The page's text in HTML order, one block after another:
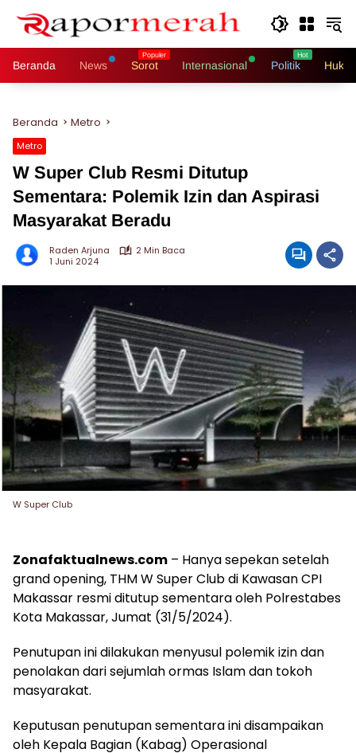
Beranda News Sorot Internasional Politik
Beranda Metro
Metro
W Super Club Resmi Ditutup
Sementara: Polemik Izin dan Aspirasi
Masyarakat Beradu
Raden Arjuna
2 Min Baca
1 Juni 2024
W Super Club
Zonafaktualnews.com – Hanya sepekan setelah
grand opening, THM W Super Club di Kawasan CPI
Makassar resmi ditutup sementara oleh Polrestabes
Kota Makassar, Jumat (31/5/2024).
Penutupan ini dilakukan menyusul polemik izin dan
penolakan dari sejumlah ormas Islam dan tokoh
masyarakat.
Keputusan penutupan sementara ini disampaikan
oleh Kepala Bagian (Kabag) Operasional